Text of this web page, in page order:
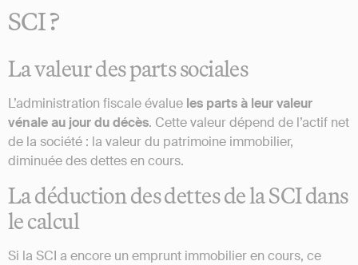
SCI ?
La valeur des parts sociales
L’administration fiscale évalue les parts à leur valeur
vénale au jour du décès. Cette valeur dépend de l’actif net
de la société : la valeur du patrimoine immobilier,
diminuée des dettes en cours.
La déduction des dettes de la SCI dans
le calcul
Si la SCI a encore un emprunt immobilier en cours, ce